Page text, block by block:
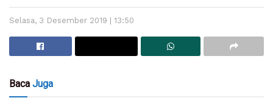
Selasa, 3 Desember 2019 | 13:50
Baca Juga